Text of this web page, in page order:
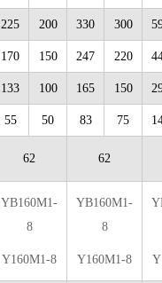
225 200 330 300
170 150 247 220
133 100 165 150
55 50 83 75
62 62
YB160M1-
8
Y160M1-8
YB160M1-
8
Y160M1-8